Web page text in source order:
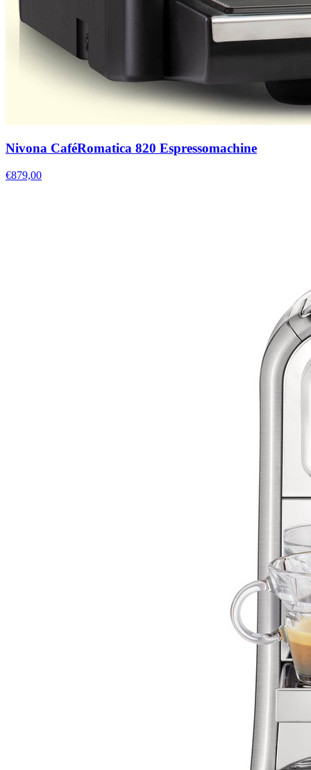
Nivona CaféRomatica 820 Espressomachine
€879,00